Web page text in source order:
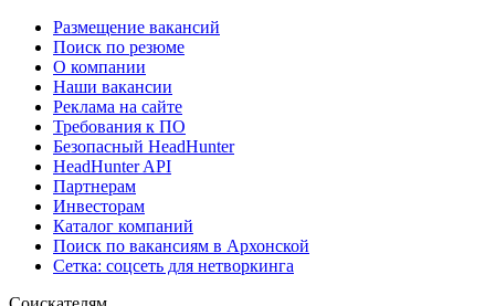
Размещение вакансий
Поиск по резюме
О компании
Наши вакансии
Реклама на сайте
Требования к ПО
Безопасный HeadHunter
HeadHunter API
Партнерам
Инвесторам
Каталог компаний
Поиск по вакансиям в Архонской
Сетка: соцсеть для нетворкинга